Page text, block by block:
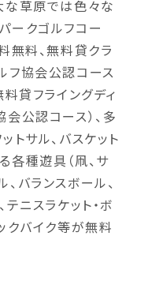
な草原では色々な
ークゴルフコー
料、無料貸クラ
フ協会公認コース
料貸フライングディ
会公認コース）、多
トサル、バスケット
各種遊具（凧、サ
バランスボール、
テニスラケット・ボ
クバイク等が無料